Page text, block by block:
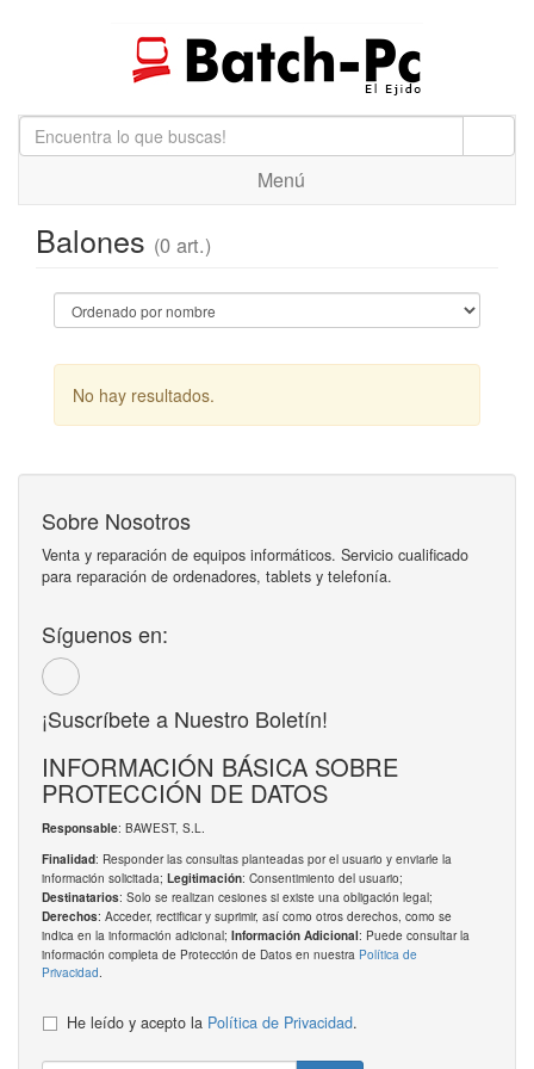
Menú
Balones (0 art.)
No hay resultados.
Sobre Nosotros
Venta y reparación de equipos informáticos. Servicio cualificado
para reparación de ordenadores, tablets y telefonía.
Síguenos en:
¡Suscríbete a Nuestro Boletín!
INFORMACIÓN BÁSICA SOBRE
PROTECCIÓN DE DATOS
Responsable: BAWEST, S.L.
Finalidad: Responder las consultas planteadas por el usuario y enviarle la
información solicitada; Legitimación: Consentimiento del usuario;
Destinatarios: Solo se realizan cesiones si existe una obligación legal;
Derechos: Acceder, rectificar y suprimir, así como otros derechos, como se
indica en la información adicional; Información Adicional: Puede consultar la
información completa de Protección de Datos en nuestra Política de
Privacidad.
He leído y acepto la Política de Privacidad.